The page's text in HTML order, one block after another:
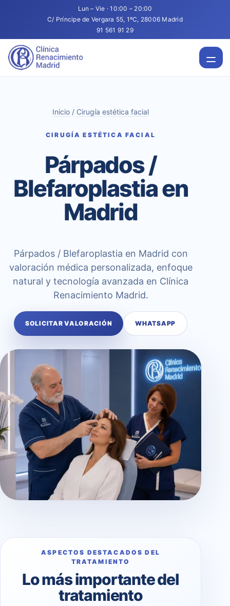
Lun – Vie · 10:00 – 20:00
C/ Príncipe de Vergara 55, 1ºC, 28006 Madrid
91 561 91 29
Inicio / Cirugía estética facial
CIRUGÍA ESTÉTICA FACIAL
Párpados /
Blefaroplastia en
Madrid
Párpados / Blefaroplastia en Madrid con
valoración médica personalizada, enfoque
natural y tecnología avanzada en Clínica
Renacimiento Madrid.
SOLICITAR VALORACIÓN WHATSAPP
ASPECTOS DESTACADOS DEL
TRATAMIENTO
Lo más importante del
tratamiento